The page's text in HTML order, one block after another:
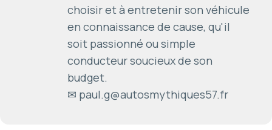
choisir et à entretenir son véhicule
en connaissance de cause, qu'il
soit passionné ou simple
conducteur soucieux de son
budget.
✉ paul.g@autosmythiques57.fr